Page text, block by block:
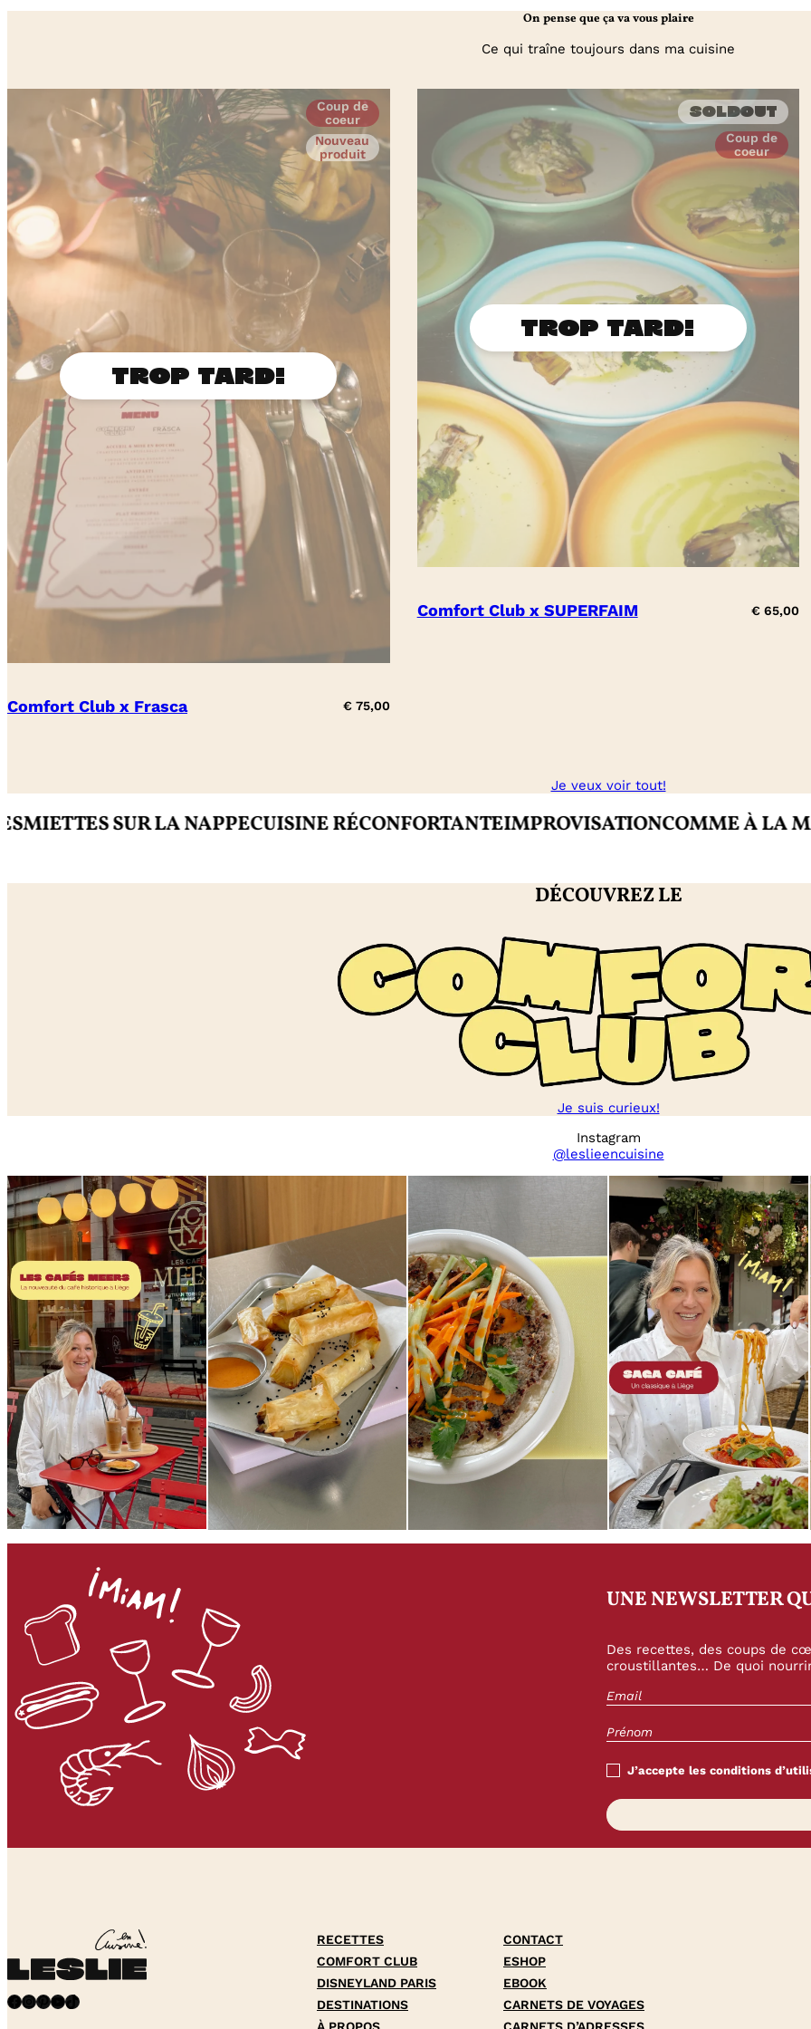
On pense que ça va vous plaire
Ce qui traîne toujours dans ma cuisine
Coup de
coeur
Nouveau
produit
Comfort Club x Frasca €75,00
Soldout
Coup de
coeur
Comfort Club x SUPERFAIM € 65,00
Je veux voir tout!
SUR LA NAPPECUISINE RÉCONFORTANTEIMPROVISATIONCOMME À LA
DÉCOUVREZ LE
Je suis curieux!
Instagram
@leslieencuisine
UNE NEWSLETTER
Des recettes, des coups de
croustillantes… De quoi
J’accepte les conditions
Facebook InstagramPinterest YouTube TikTok
RECETTES
COMFORT CLUB
DISNEYLAND PARIS
DESTINATIONS
À PROPOS
CONTACT
ESHOP
EBOOK
CARNETS DE VOYAGES
CARNETS D’ADRESSES